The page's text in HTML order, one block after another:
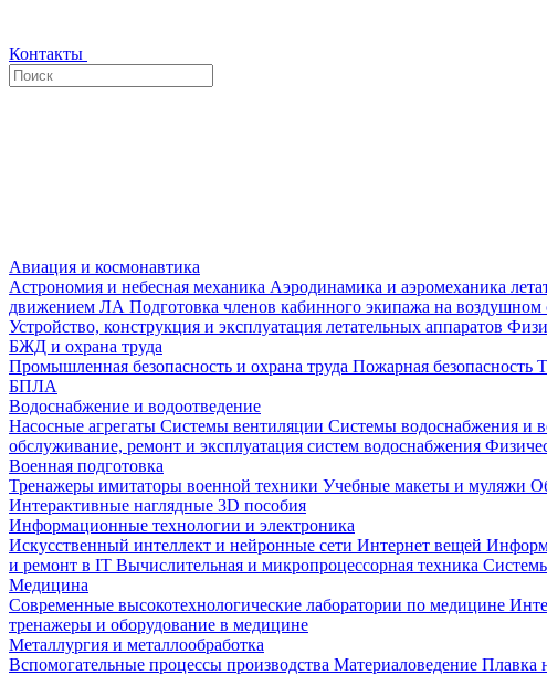
Контакты
Авиация и космонавтика
Астрономия и небесная механика Аэродинамика и аэромеханика
движением ЛА Подготовка членов кабинного экипажа на воздушном
Устройство, конструкция и эксплуатация летательных аппаратов
БЖД и охрана труда
Промышленная безопасность и охрана труда Пожарная безопасность
БПЛА
Водоснабжение и водоотведение
Насосные агрегаты Системы вентиляции Системы водоснабжения и
обслуживание, ремонт и эксплуатация систем водоснабжения
Военная подготовка
Тренажеры имитаторы военной техники Учебные макеты и муляжи
Интерактивные наглядные 3D пособия
Информационные технологии и электроника
Искусственный интеллект и нейронные сети Интернет вещей
и ремонт в IT Вычислительная и микропроцессорная техника
Медицина
Современные высокотехнологические лаборатории по медицине
тренажеры и оборудование в медицине
Металлургия и металлообработка
Вспомогательные процессы производства Материаловедение Плавка